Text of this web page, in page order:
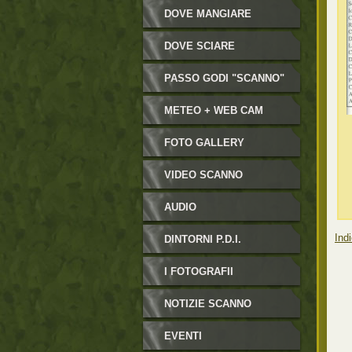
DOVE MANGIARE
DOVE SCIARE
PASSO GODI "SCANNO"
METEO + WEB CAM
FOTO GALLERY
VIDEO SCANNO
AUDIO
DINTORNI P.D.I.
I FOTOGRAFII
NOTIZIE SCANNO
EVENTI